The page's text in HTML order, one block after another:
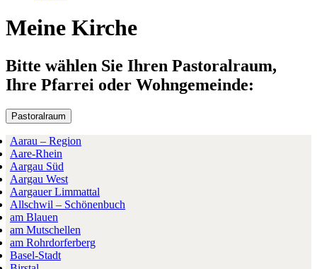
Meine Kirche
Bitte wählen Sie Ihren Pastoralraum,
Ihre Pfarrei oder Wohngemeinde:
Pastoralraum
Aarau – Region
Aare-Rhein
Aargau Süd
Aargau West
Aargauer Limmattal
Allschwil – Schönenbuch
am Blauen
am Mutschellen
am Rohrdorferberg
Basel-Stadt